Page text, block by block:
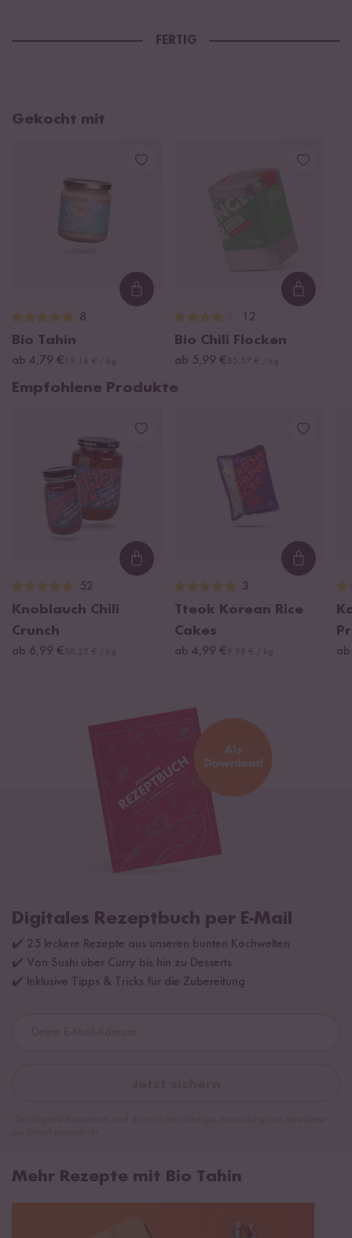
FERTIG
Gekocht mit
Loading...
8
Bio Tahin
ab 4,79 €
12
Bio Chili Flocken
ab 5,99 €
Empfohlene Produkte
Loading...
52
Knoblauch Chili
Crunch
ab 6,99 €
3
Tteok Korean Rice
Cakes
ab 4,99 €
Digitales Rezeptbuch per E-Mail
✔️ 25 leckere Rezepte aus unseren bunten Kochwelten
✔️ Von Sushi über Curry bis hin zu Desserts
✔️ Inklusive Tipps & Tricks für die Zubereitung
Mehr Rezepte mit Bio Tahin